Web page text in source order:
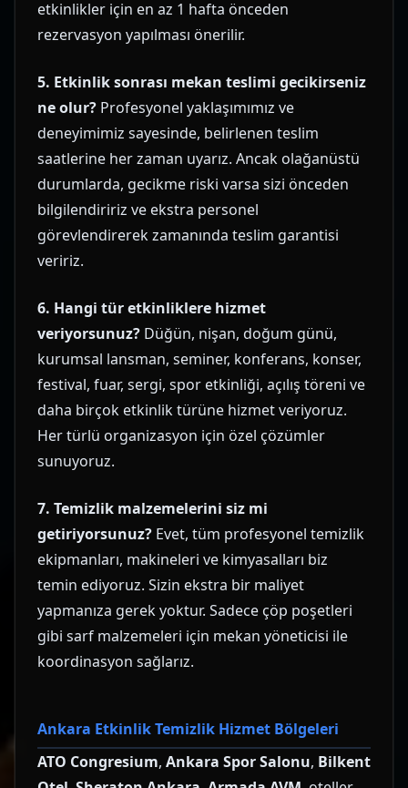
etkinlikler için en az 1 hafta önceden
rezervasyon yapılması önerilir.
5. Etkinlik sonrası mekan teslimi gecikirseniz
ne olur? Profesyonel yaklaşımımız ve
deneyimimiz sayesinde, belirlenen teslim
saatlerine her zaman uyarız. Ancak olağanüstü
durumlarda, gecikme riski varsa sizi önceden
bilgilendiririz ve ekstra personel
görevlendirerek zamanında teslim garantisi
veririz.
6. Hangi tür etkinliklere hizmet
veriyorsunuz? Düğün, nişan, doğum günü,
kurumsal lansman, seminer, konferans, konser,
festival, fuar, sergi, spor etkinliği, açılış töreni ve
daha birçok etkinlik türüne hizmet veriyoruz.
Her türlü organizasyon için özel çözümler
sunuyoruz.
7. Temizlik malzemelerini siz mi
getiriyorsunuz? Evet, tüm profesyonel temizlik
ekipmanları, makineleri ve kimyasalları biz
temin ediyoruz. Sizin ekstra bir maliyet
yapmanıza gerek yoktur. Sadece çöp poşetleri
gibi sarf malzemeleri için mekan yöneticisi ile
koordinasyon sağlarız.
Ankara Etkinlik Temizlik Hizmet Bölgeleri
ATO Congresium, Ankara Spor Salonu, Bilkent